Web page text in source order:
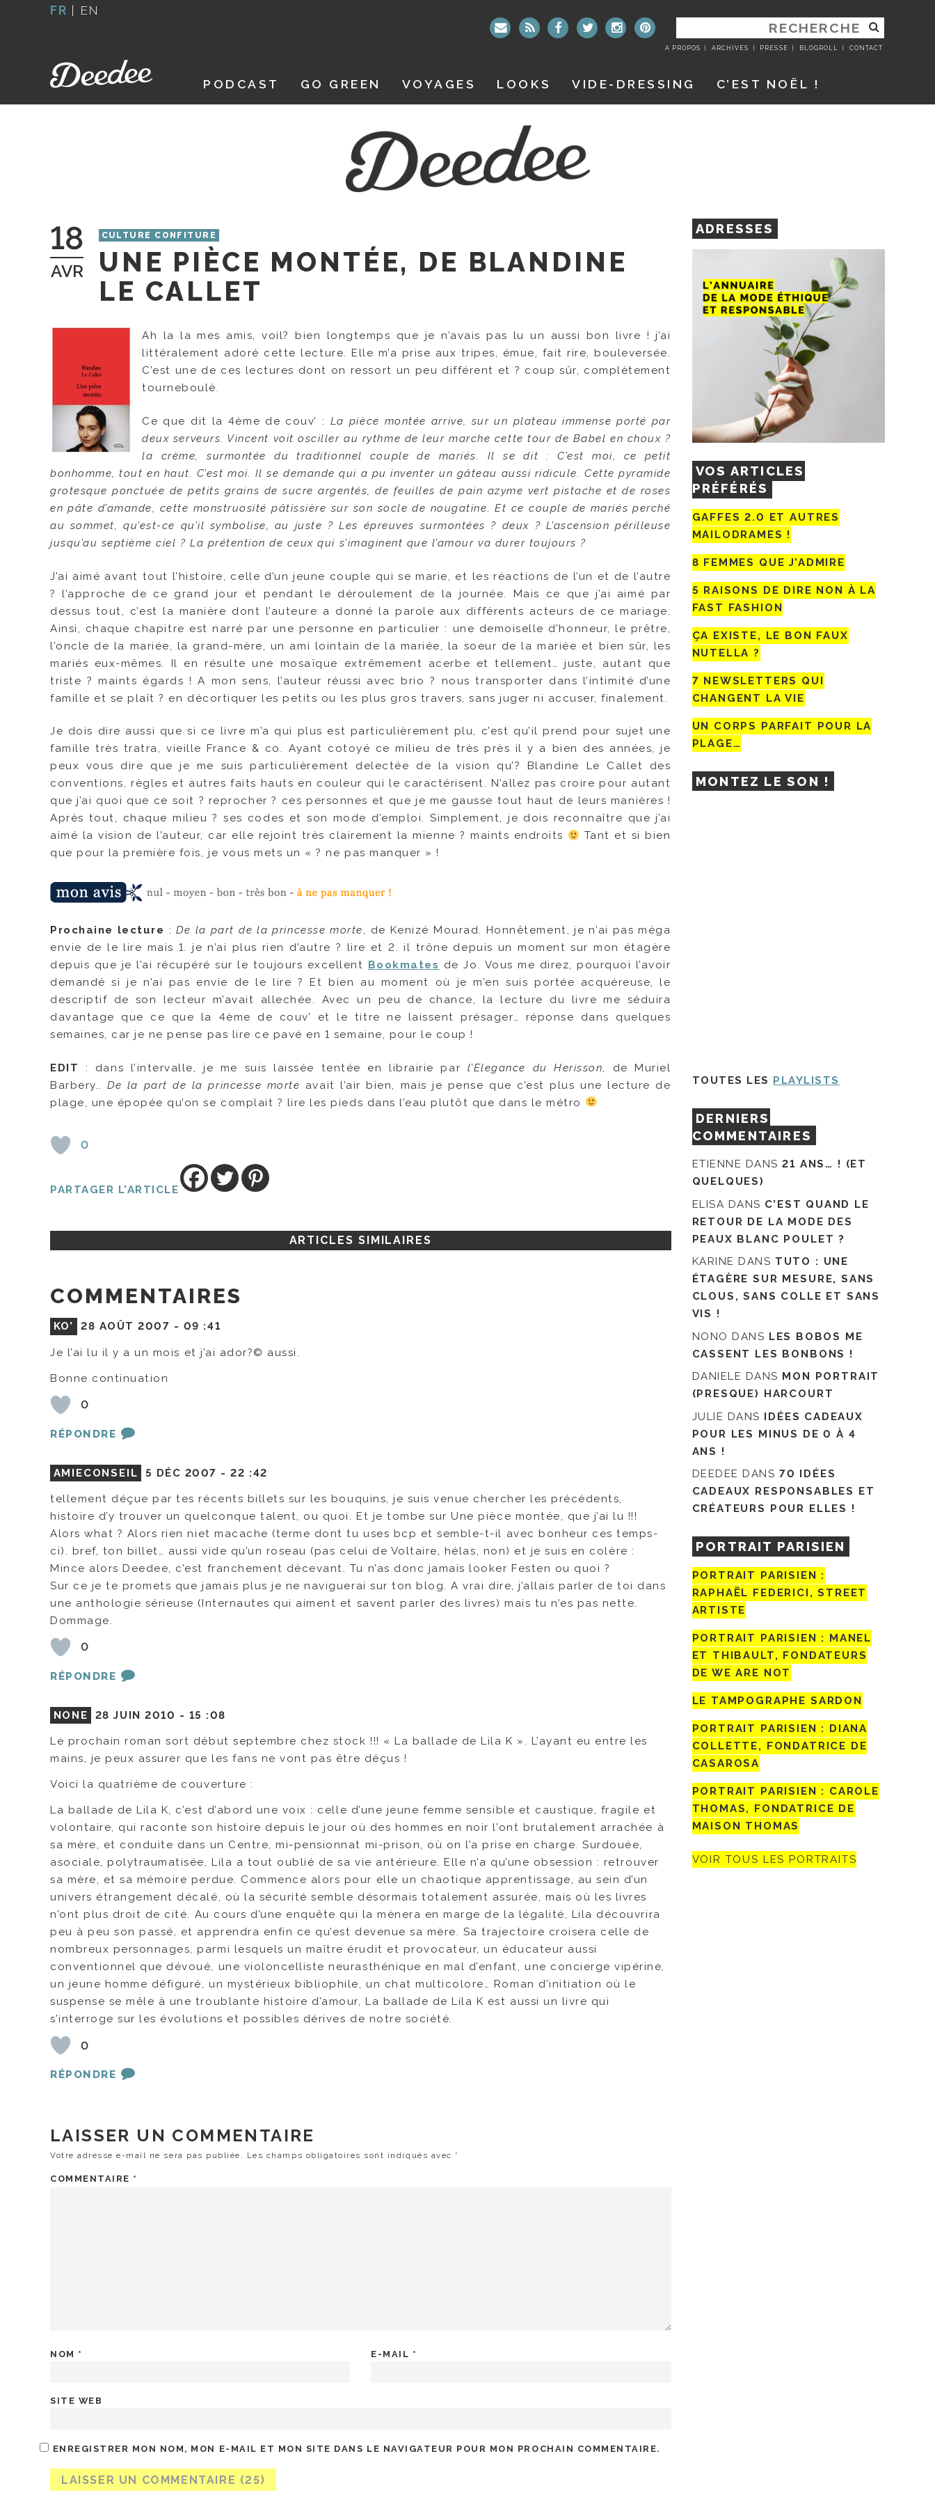
FR | EN
RECHERCHER
:
A PROPOS ARCHIVES PRESSE BLOGROLL CONTACT
PODCAST GO GREEN VOYAGES LOOKS VIDE-DRESSING C’EST NOËL !
18
AVR
CULTURE CONFITURE
UNE PIÈCE MONTÉE, DE BLANDINE
LE CALLET
Ah la la mes amis, voil? bien longtemps que je n’avais pas lu un aussi bon livre ! j’ai
littéralement adoré cette lecture. Elle m’a prise aux tripes, émue, fait rire, bouleversée.
C’est une de ces lectures dont on ressort un peu différent et ? coup sûr, complètement
tourneboulé.
Ce que dit la 4ème de couv’ : La pièce montée arrive, sur un plateau immense porté par
deux serveurs. Vincent voit osciller au rythme de leur marche cette tour de Babel en choux ?
la crème, surmontée du traditionnel couple de mariés. Il se dit : C’est moi, ce petit
bonhomme, tout en haut. C’est moi. Il se demande qui a pu inventer un gâteau aussi ridicule. Cette pyramide
grotesque ponctuée de petits grains de sucre argentés, de feuilles de pain azyme vert pistache et de roses
en pâte d’amande, cette monstruosité pâtissière sur son socle de nougatine. Et ce couple de mariés perché
au sommet, qu’est-ce qu’il symbolise, au juste ? Les épreuves surmontées ? deux ? L’ascension périlleuse
jusqu’au septième ciel ? La prétention de ceux qui s’imaginent que l’amour va durer toujours ?
J’ai aimé avant tout l’histoire, celle d’un jeune couple qui se marie, et les réactions de l’un et de l’autre
? l’approche de ce grand jour et pendant le déroulement de la journée. Mais ce que j’ai aimé par
dessus tout, c’est la manière dont l’auteure a donné la parole aux différents acteurs de ce mariage.
Ainsi, chaque chapitre est narré par une personne en particulier : une demoiselle d’honneur, le prêtre,
l’oncle de la mariée, la grand-mère, un ami lointain de la mariée, la soeur de la mariée et bien sûr, les
mariés eux-mêmes. Il en résulte une mosaïque extrêmement acerbe et tellement… juste, autant que
triste ? maints égards ! A mon sens, l’auteur réussi avec brio ? nous transporter dans l’intimité d’une
famille et se plaît ? en décortiquer les petits ou les plus gros travers, sans juger ni accuser, finalement.
Je dois dire aussi que si ce livre m’a qui plus est particulièrement plu, c’est qu’il prend pour sujet une
famille très tratra, vieille France & co. Ayant cotoyé ce milieu de très près il y a bien des années, je
peux vous dire que je me suis particulièrement delectée de la vision qu’? Blandine Le Callet des
conventions, règles et autres faits hauts en couleur qui le caractérisent. N’allez pas croire pour autant
que j’ai quoi que ce soit ? reprocher ? ces personnes et que je me gausse tout haut de leurs manières !
Après tout, chaque milieu ? ses codes et son mode d’emploi. Simplement, je dois reconnaître que j’ai
aimé la vision de l’auteur, car elle rejoint très clairement la mienne ? maints endroits
Tant et si bien
que pour la première fois, je vous mets un « ? ne pas manquer » !
Prochaine lecture :De la part de la princesse morte, de Kenizé Mourad. Honnêtement, je n’ai pas méga
envie de le lire mais 1. je n’ai plus rien d’autre ? lire et 2. il trône depuis un moment sur mon étagère
depuis que je l’ai récupéré sur le toujours excellent Bookmates de Jo. Vous me direz, pourquoi l’avoir
demandé si je n’ai pas envie de le lire ? Et bien au moment où je m’en suis portée acquéreuse, le
descriptif de son lecteur m’avait allechée. Avec un peu de chance, la lecture du livre me séduira
davantage que ce que la 4ème de couv’ et le titre ne laissent présager… réponse dans quelques
semaines, car je ne pense pas lire ce pavé en 1 semaine, pour le coup !
EDIT : dans l’intervalle, je me suis laissée tentée en librairie par l’Elegance du Herisson, de Muriel
Barbery..De la part de la princesse morte avait l’air bien, mais je pense que c’est plus une lecture de
plage, une épopée qu’on se complait ? lire les pieds dans l’eau plutôt que dans le métro
0
PARTAGER L'ARTICLE
ARTICLES SIMILAIRES
COMMENTAIRES
KO’ 28 AOÛT 2007 - 09 :41
Je l’ai lu il y a un mois et j’ai ador?© aussi.
Bonne continuation
0
RÉPONDRE
AMIECONSEIL 5 DÉC 2007 -22 :42
tellement déçue par tes récents billets sur les bouquins, je suis venue chercher les précédents,
histoire d’y trouver un quelconque talent, ou quoi. Et je tombe sur Une pièce montée, que j’ai lu !!!
Alors what ? Alors rien niet macache (terme dont tu uses bcp et semble-t-il avec bonheur ces temps-
ci). bref, ton billet… aussi vide qu’un roseau (pas celui de Voltaire, hélas, non) et je suis en colère :
Mince alors Deedee, c’est franchement décevant. Tu n’as donc jamais looker Festen ou quoi ?
Sur ce je te promets que jamais plus je ne naviguerai sur ton blog. A vrai dire, j’allais parler de toi dans
une anthologie sérieuse (Internautes qui aiment et savent parler des livres) mais tu n’es pas nette.
Dommage.
0
RÉPONDRE
NONE 28 JUIN 2010 - 15 :08
Le prochain roman sort début septembre chez stock !!! « La ballade de Lila K ». L’ayant eu entre les
mains, je peux assurer que les fans ne vont pas être déçus !
Voici la quatrième de couverture :
La ballade de Lila K, c’est d’abord une voix : celle d’une jeune femme sensible et caustique, fragile et
volontaire, qui raconte son histoire depuis le jour où des hommes en noir l’ont brutalement arrachée à
sa mère, et conduite dans un Centre, mi-pensionnat mi-prison, où on l’a prise en charge. Surdouée,
asociale, polytraumatisée, Lila a tout oublié de sa vie antérieure. Elle n’a qu’une obsession : retrouver
sa mère, et sa mémoire perdue. Commence alors pour elle un chaotique apprentissage, au sein d’un
univers étrangement décalé, où la sécurité semble désormais totalement assurée, mais où les livres
n’ont plus droit de cité. Au cours d’une enquête qui la mènera en marge de la légalité, Lila découvrira
peu à peu son passé, et apprendra enfin ce qu’est devenue sa mère. Sa trajectoire croisera celle de
nombreux personnages, parmi lesquels un maître érudit et provocateur, un éducateur aussi
conventionnel que dévoué, une violoncelliste neurasthénique en mal d’enfant, une concierge vipérine,
un jeune homme défiguré, un mystérieux bibliophile, un chat multicolore… Roman d’initiation où le
suspense se mêle à une troublante histoire d’amour, La ballade de Lila K est aussi un livre qui
s’interroge sur les évolutions et possibles dérives de notre société.
0
RÉPONDRE
LAISSER UN COMMENTAIRE
Votre adresse e-mail ne sera pas publiée. Les champs obligatoires sont indiqués avec *
COMMENTAIRE *
NOM * E-MAIL *
SITE WEB
ENREGISTRER MON NOM, MON E-MAIL ET MON SITE DANS LE NAVIGATEUR POUR MON PROCHAIN COMMENTAIRE.
ADRESSES
VOS ARTICLES
PRÉFÉRÉS
GAFFES 2.0 ET AUTRES
MAILODRAMES !
8 FEMMES QUE J’ADMIRE
5 RAISONS DE DIRE NON À LA
FAST FASHION
ÇA EXISTE, LE BON FAUX
NUTELLA ?
7 NEWSLETTERS QUI
CHANGENT LA VIE
UN CORPS PARFAIT POUR LA
PLAGE…
MONTEZ LE SON !
TOUTES LES PLAYLISTS
DERNIERS
COMMENTAIRES
ETIENNE DANS21 ANS… ! (ET
QUELQUES)
ELISA DANS C’EST QUAND LE
RETOUR DE LA MODE DES
PEAUX BLANC POULET ?
KARINE DANS TUTO : UNE
ÉTAGÈRE SUR MESURE, SANS
CLOUS, SANS COLLE ET SANS
VIS !
NONO DANS LES BOBOS ME
CASSENT LES BONBONS !
DANIELE DANS MON PORTRAIT
(PRESQUE) HARCOURT
JULIE DANS IDÉES CADEAUX
POUR LES MINUS DE 0 À 4
ANS !
DEEDEE DANS 70 IDÉES
CADEAUX RESPONSABLES ET
CRÉATEURS POUR ELLES !
PORTRAIT PARISIEN
PORTRAIT PARISIEN :
RAPHAËL FEDERICI, STREET
ARTISTE
PORTRAIT PARISIEN : MANEL
ET THIBAULT, FONDATEURS
DE WE ARE NOT
LE TAMPOGRAPHE SARDON
PORTRAIT PARISIEN : DIANA
COLLETTE, FONDATRICE DE
CASAROSA
PORTRAIT PARISIEN : CAROLE
THOMAS, FONDATRICE DE
MAISON THOMAS
VOIR TOUS LES PORTRAITS